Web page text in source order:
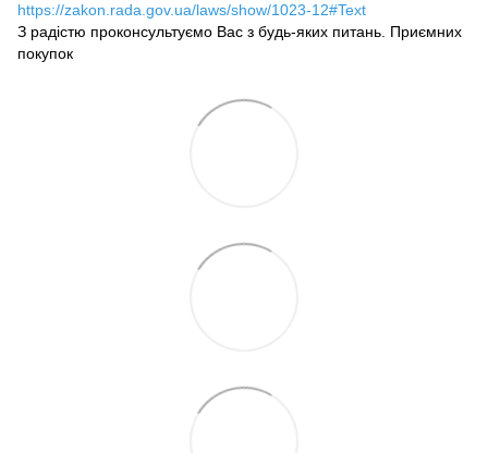
https://zakon.rada.gov.ua/laws/show/1023-12#Text
З радістю проконсультуємо Вас з будь-яких питань. Приємних
покупок